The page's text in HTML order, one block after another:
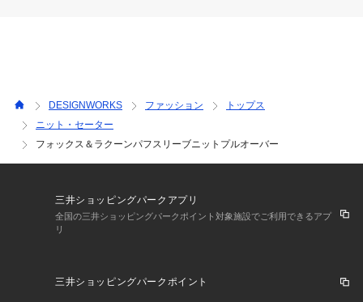
DESIGNWORKS ファッション
トップス
ニット・セーター
フォックス＆ラクーンパフスリーブニットプルオーバー
三井ショッピングパークアプリ
全国の三井ショッピングパークポイント対象施設でご利用できるアプ
リ
三井ショッピングパークポイント